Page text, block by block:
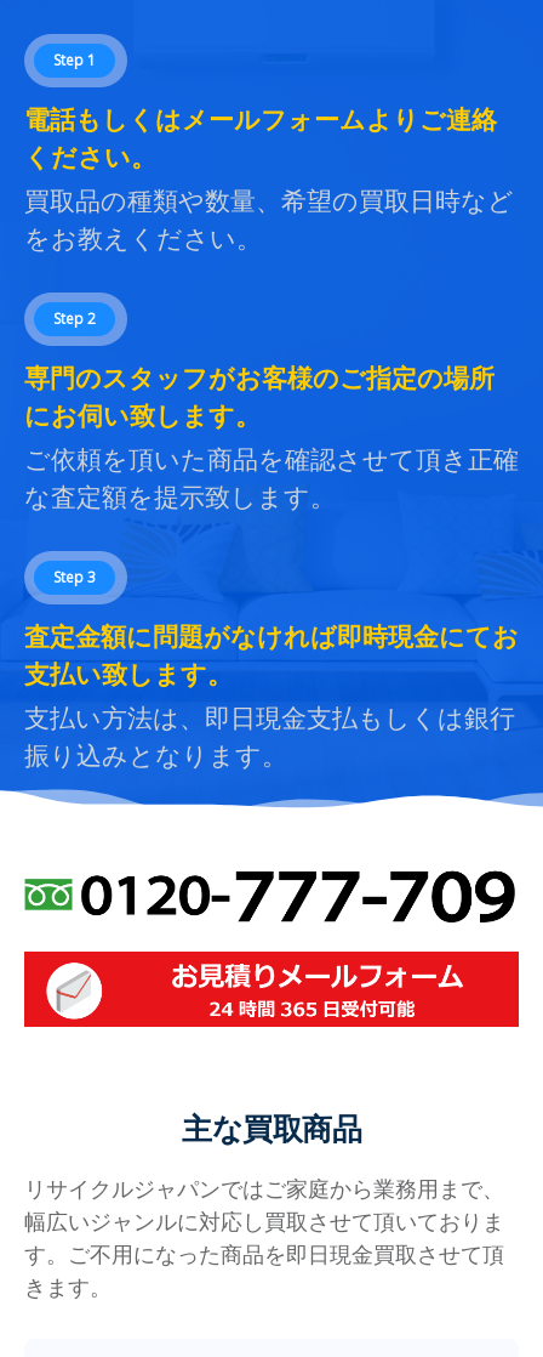
Step 1
電話もしくはメールフォームよりご連絡
ください。
買取品の種類や数量、希望の買取日時など
をお教えください。
Step 2
専門のスタッフがお客様のご指定の場所
にお伺い致します。
ご依頼を頂いた商品を確認させて頂き正確
な査定額を提示致します。
Step 3
査定金額に問題がなければ即時現金にてお
支払い致します。
支払い方法は、即日現金支払もしくは銀行
振り込みとなります。
主な買取商品
リサイクルジャパンではご家庭から業務用まで、
幅広いジャンルに対応し買取させて頂いておりま
す。ご不用になった商品を即日現金買取させて頂
きます。